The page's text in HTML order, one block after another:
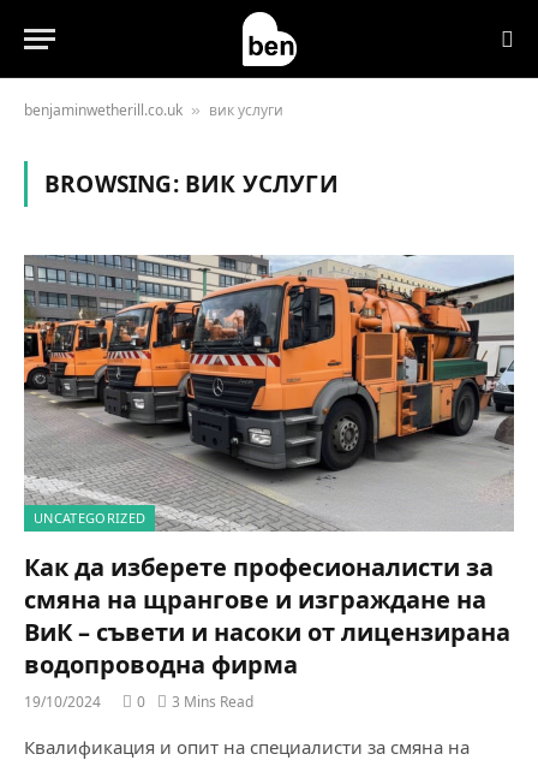
benjaminwetherill.co.uk » вик услуги
BROWSING: ВИК УСЛУГИ
UNCATEGORIZED
Как да изберете професионалисти за
смяна на щрангове и изграждане на
ВиК – съвети и насоки от лицензирана
водопроводна фирма
19/10/2024 0 3 Mins Read
Квалификация и опит на специалисти за смяна на